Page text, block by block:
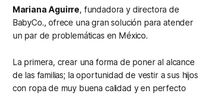
Mariana Aguirre, fundadora y directora de
BabyCo., ofrece una gran solución para atender
un par de problemáticas en México.
La primera, crear una forma de poner al alcance
de las familias; la oportunidad de vestir a sus hijos
con ropa de muy buena calidad y en perfecto